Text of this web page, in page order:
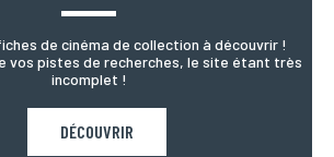
de cinéma de collection à découvrir !
vos pistes de recherches, le site étant très
incomplet !
DÉCOUVRIR